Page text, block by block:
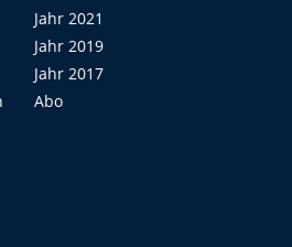
Jahr 2021
Jahr 2019
Jahr 2017
Abo